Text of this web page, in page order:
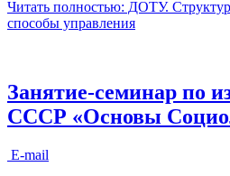
Читать полностью: ДОТУ.
способы управления
Занятие-семинар по
СССР «Основы
E-mail